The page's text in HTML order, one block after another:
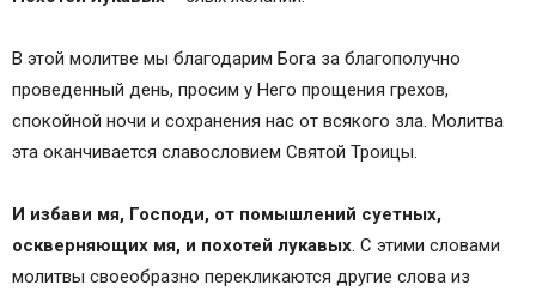
В этой молитве мы благодарим Бога за благополучно
проведенный день, просим у Него прощения грехов,
спокойной ночи и сохранения нас от всякого зла. Молитва
эта оканчивается славословием Святой Троицы.
И избави мя, Господи, от помышлений суетных,
оскверняющих мя, и похотей лукавых. С этими словами
молитвы своеобразно перекликаются другие слова из